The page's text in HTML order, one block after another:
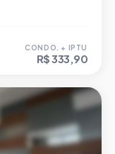
CONDO. + IPTU
R$ 333,90